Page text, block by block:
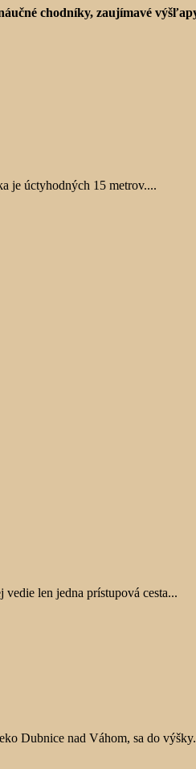
chodníky, zaujímavé
je úctyhodných 15 metrov....
len jedna prístupová cesta...
Dubnice nad Váhom, sa do